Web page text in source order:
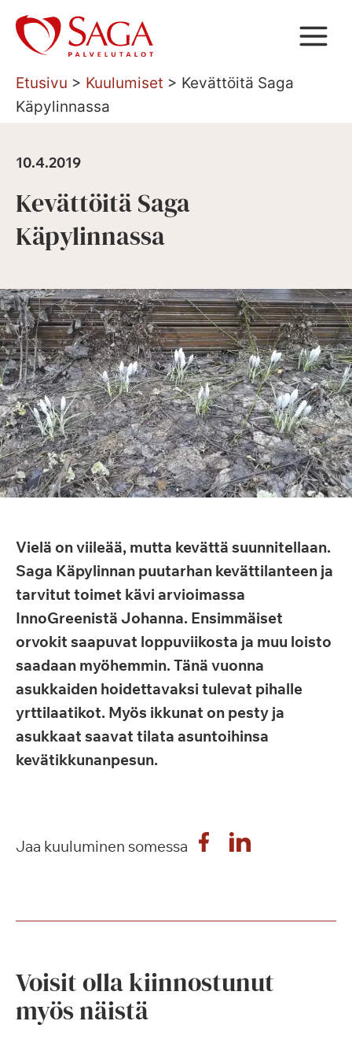
Siirry
sisältöön
Etusivu > Kuulumiset > Kevättöitä Saga
Käpylinnassa
10.4.2019
Kevättöitä Saga
Käpylinnassa
Vielä on viileää, mutta kevättä suunnitellaan.
Saga Käpylinnan puutarhan kevättilanteen ja
tarvitut toimet kävi arvioimassa
InnoGreenistä Johanna. Ensimmäiset
orvokit saapuvat loppuviikosta ja muu loisto
saadaan myöhemmin. Tänä vuonna
asukkaiden hoidettavaksi tulevat pihalle
yrttilaatikot. Myös ikkunat on pesty ja
asukkaat saavat tilata asuntoihinsa
kevätikkunanpesun.
Jaa kuuluminen somessa
Voisit olla kiinnostunut
myös näistä